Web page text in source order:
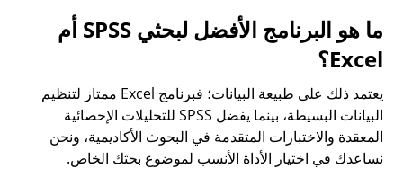
ما هو البرنامج الأفضل لبحثي SPSS أم
Excel؟
يعتمد ذلك على طبيعة البيانات؛ فبرنامج Excel ممتاز لتنظيم
البيانات البسيطة، بينما يفضل SPSS للتحليلات الإحصائية
المعقدة والاختبارات المتقدمة في البحوث الأكاديمية، ونحن
نساعدك في اختيار الأداة الأنسب لموضوع بحثك الخاص.